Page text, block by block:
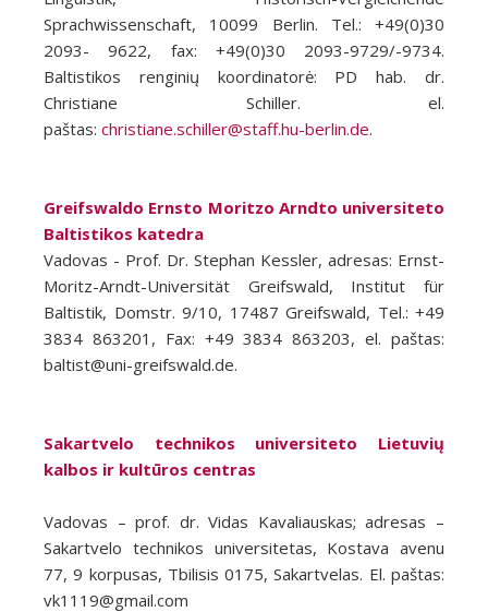
Sprachwissenschaft, 10099 Berlin. Tel.: +49(0)30
2093- 9622, fax: +49(0)30 2093-9729/-9734.
Baltistikos renginių koordinatorė: PD hab. dr.
Christiane Schiller. el.
paštas: christiane.schiller@staff.hu-berlin.de.
Greifswaldo Ernsto Moritzo Arndto universiteto
Baltistikos katedra
Vadovas - Prof. Dr. Stephan Kessler, adresas: Ernst-
Moritz-Arndt-Universität Greifswald, Institut für
Baltistik, Domstr. 9/10, 17487 Greifswald, Tel.: +49
3834 863201, Fax: +49 3834 863203, el. paštas:
baltist@uni-greifswald.de.
Sakartvelo technikos universiteto Lietuvių
kalbos ir kultūros centras
Vadovas – prof. dr. Vidas Kavaliauskas; adresas –
Sakartvelo technikos universitetas, Kostava avenu
77, 9 korpusas, Tbilisis 0175, Sakartvelas. El. paštas:
vk1119@gmail.com